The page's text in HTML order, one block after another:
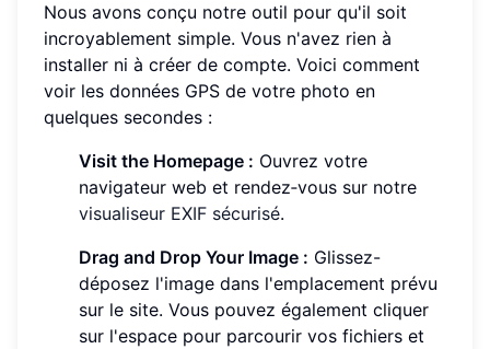
Nous avons conçu notre outil pour qu'il soit
incroyablement simple. Vous n'avez rien à
installer ni à créer de compte. Voici comment
voir les données GPS de votre photo en
quelques secondes :
Visit the Homepage : Ouvrez votre
navigateur web et rendez‑vous sur notre
visualiseur EXIF sécurisé.
Drag and Drop Your Image : Glissez-
déposez l'image dans l'emplacement prévu
sur le site. Vous pouvez également cliquer
sur l'espace pour parcourir vos fichiers et